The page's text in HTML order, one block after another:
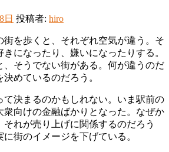
日 投稿者: hiro
街を歩くと、それぞれ空気が違う。そ
になったり、嫌いになったりする。
、そうでない街がある。何が違うのだ
めているのだろう。
て決まるのかもしれない。いま駅前の
衆向けの金融ばかりとなった。なぜか
それが売り上げに関係するのだろう
街のイメージを下げている。